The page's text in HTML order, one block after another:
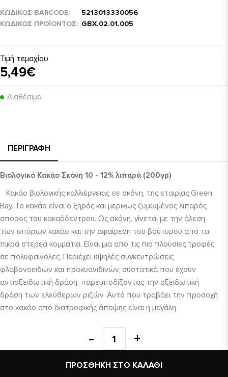
ΚΩΔΙΚΟΣ BARCODE
5213013330056
ΚΩΔΙΚΌΣ ΠΡΟΪΌΝΤΟΣ
GBΧ.02.01.005
Τιμή τεμαχίου
5,49€
Διαθέσιμο
ΠΕΡΙΓΡΑΦΉ
Βιολογικό Κακάο Σκόνη 10 - 12% λιπαρά (200γρ)
Κακάο βιολογικής καλλιέργειας σε σκόνη, της εταιρίας Green
Bay. Το κακάο είναι ο ξηρός και μερικώς ζυμωμένος λιπαρός
σπόρος του κακαόδεντρου. Ως σκόνη, γίνεται με την άλεση
των σπόρων κακάο και την αφαίρεση του βούτυρου από τα
πικρά στερεά κομμάτια. Είναι μια από τις πιο πλούσιες τροφές
σε πολυφαινόλες. Περιέχει υψηλές συγκεντρώσεις
φλαβονοειδών και προκυανιδινών, συστατικά που έχουν
αντιοξειδωτική δράση, παρεμποδίζοντας την οξειδωτική
δράση των ελεύθερων ριζών. Αυτό που τραβάει την προσοχή
στο κακάο από διατροφικής άποψης είναι η μεγάλη
μαγνήσιο, ο χαλκός, το μαγγάνιο, ο σίδηρος, ο φώσφορος, το
Συσκευασία των 200gr.ΠΡΟΣΘΉΚΗ ΣΤΟ ΚΑΛΆΘΙ